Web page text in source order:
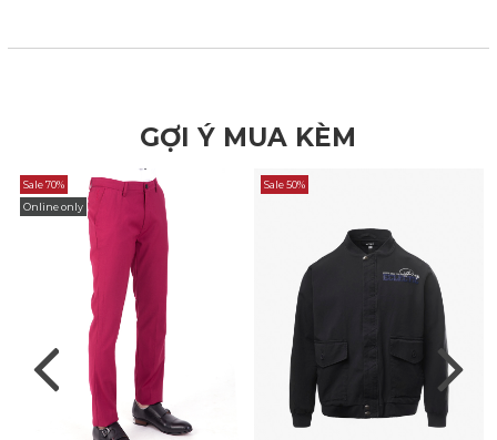
GỢI Ý MUA KÈM
Sale 70%
Online only
Sale 50%